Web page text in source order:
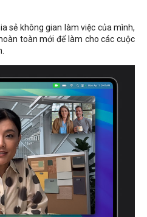
sẻ không gian làm việc của mình,
toàn mới để làm cho các cuộc